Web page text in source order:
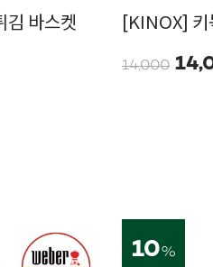
바스켓 [KINOX] 키
14,000
10%